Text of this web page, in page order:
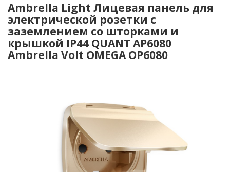
Ambrella Light Лицевая панель для
электрической розетки с
заземлением со шторками и
крышкой IP44 QUANT AP6080
Ambrella Volt OMEGA OP6080